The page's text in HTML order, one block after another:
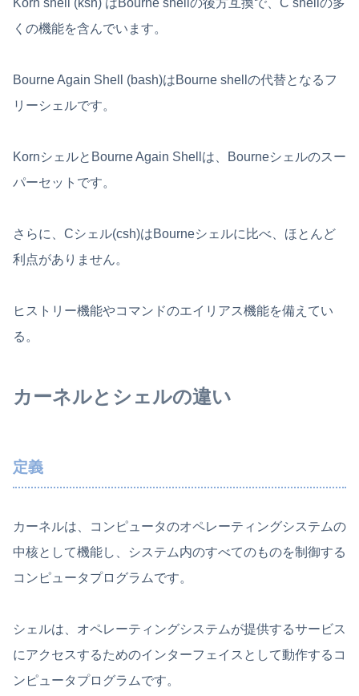
Korn shell (ksh) はBourne shellの後方互換で、C shellの多
くの機能を含んでいます。
Bourne Again Shell (bash)はBourne shellの代替となるフ
リーシェルです。
KornシェルとBourne Again Shellは、Bourneシェルのスー
パーセットです。
さらに、Cシェル(csh)はBourneシェルに比べ、ほとんど
利点がありません。
ヒストリー機能やコマンドのエイリアス機能を備えてい
る。
カーネルとシェルの違い
定義
カーネルは、コンピュータのオペレーティングシステムの
中核として機能し、システム内のすべてのものを制御する
コンピュータプログラムです。
シェルは、オペレーティングシステムが提供するサービス
にアクセスするためのインターフェイスとして動作するコ
ンピュータプログラムです。